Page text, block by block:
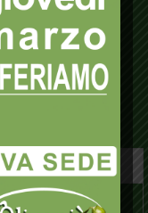
Pomeriggio
16:30 / 20:30